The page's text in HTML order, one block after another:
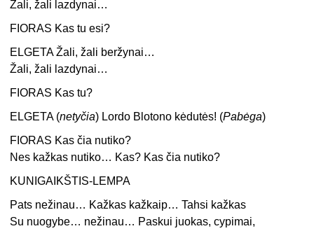
Žali, žali lazdynai…
FIORAS Kas tu esi?
ELGETA Žali, žali beržynai…
Žali, žali lazdynai…
FIORAS Kas tu?
ELGETA (netyčia) Lordo Blotono kėdutės! (Pabėga)
FIORAS Kas čia nutiko?
Nes kažkas nutiko… Kas? Kas čia nutiko?
KUNIGAIKŠTIS-LEMPA
Pats nežinau… Kažkas kažkaip… Tahsi kažkas
Su nuogybe… nežinau… Paskui juokas, cypimai,